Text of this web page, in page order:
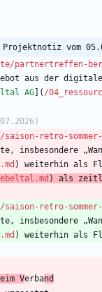
Projektnotiz vom
partnertreffen-
aus der digitalen
AG ]( /
retro-sommer-
insbesondere
) weiterhin als
) als
retro-sommer-
insbesondere
Verband